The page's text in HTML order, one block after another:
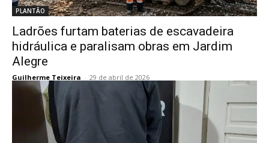
PLANTÃO
Ladrões furtam baterias de escavadeira
hidráulica e paralisam obras em Jardim
Alegre
Guilherme Teixeira - 29 de abril de 2026